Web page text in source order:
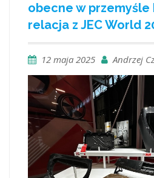
obecne w przemyśle
relacja z JEC World
12 maja 2025 Andrzej